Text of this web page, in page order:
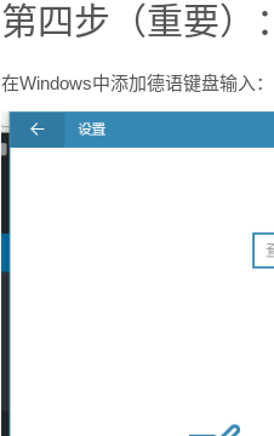
第四步（重要）：
在Windows中添加德语键盘输入：